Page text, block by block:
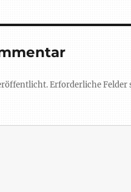
Erforderliche Felder